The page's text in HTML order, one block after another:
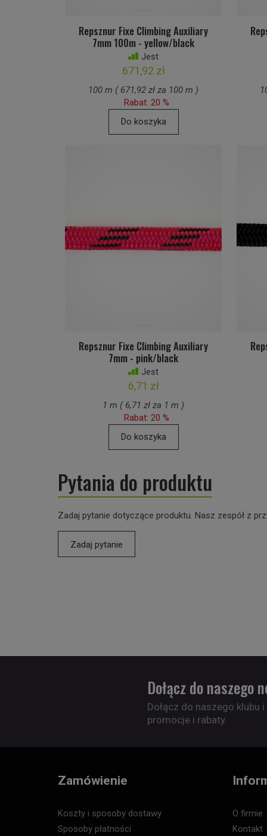
Repsznur Fixe Climbing Auxiliary
7mm 100m - yellow/black
Jest
671,92 zł
100 m ( 671,92 zł za 100 m )
Rabat: 20 %
Do koszyka
Repsznur Fixe Climbing Auxiliary
7mm - pink/black
Jest
6,71 zł
1 m ( 6,71 zł za 1 m )
Rabat: 20 %
Do koszyka
Pytania do produktu
Zadaj pytanie dotyczące produktu. Nasz zespół z
Zadaj pytanie
Dołącz do naszego
Dołącz do naszego
promocje i rabaty.
Zamówienie
Koszty i sposoby dostawy
Sposoby płatności
O firmie
Kontakt